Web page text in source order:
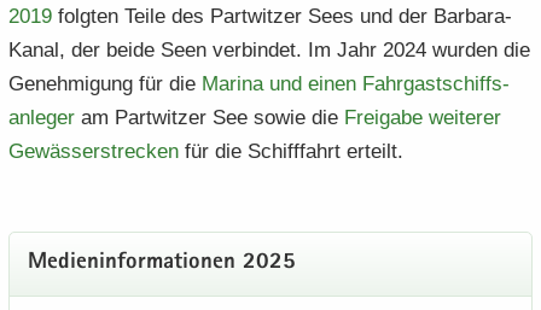
2019 folg­ten Teile des Part­wit­zer Sees und der Barbara-​
Kanal, der beide Seen ver­bin­det. Im Jahr 2024 wur­den die
Ge­neh­mi­gung für die Ma­ri­na und einen Fahr­gast­schiffs­
an­le­ger am Part­wit­zer See sowie die Frei­ga­be wei­te­rer
Ge­wäs­ser­stre­cken für die Schiff­fahrt er­teilt.
Me­di­en­in­for­ma­tio­nen 2025